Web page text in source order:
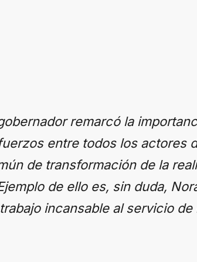
remarcó la
entre todos los actores
de transformación de la
de ello es, sin duda,
trabajo incansable al servicio de